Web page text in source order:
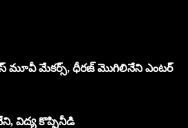
మూవీ మేకర్స్, ధీరజ్ మొగిలినేని ఎంటర్
విద్య కొప్పినీడి